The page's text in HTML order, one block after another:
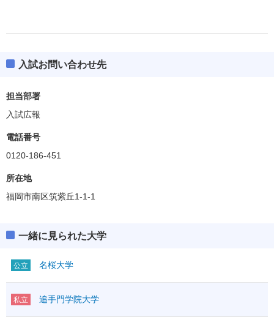
入試お問い合わせ先
担当部署
入試広報
電話番号
0120-186-451
所在地
福岡市南区筑紫丘1-1-1
一緒に見られた大学
公立 名桜大学
私立 追手門学院大学